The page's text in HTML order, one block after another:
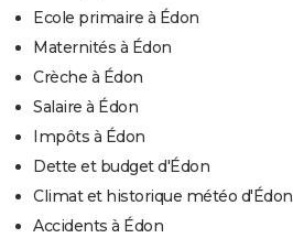
Ecole primaire à Édon
Maternités à Édon
Crèche à Édon
Salaire à Édon
Impôts à Édon
Dette et budget d'Édon
Climat et historique météo d'Édon
Accidents à Édon